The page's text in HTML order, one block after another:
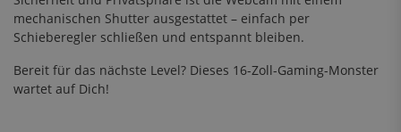
mechanischen Shutter ausgestattet – einfach per
Schieberegler schließen und entspannt bleiben.
Bereit für das nächste Level? Dieses 16-Zoll-Gaming-Monster
wartet auf Dich!